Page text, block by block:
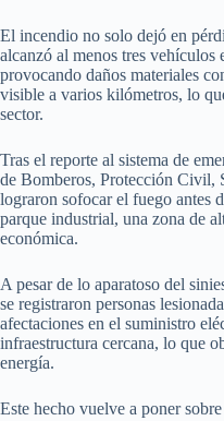
El incendio no solo dejó en
alcanzó al menos tres vehículos
provocando daños materiales
visible a varios kilómetros, lo
sector.
Tras el reporte al sistema de
de Bomberos, Protección Civil,
lograron sofocar el fuego antes
parque industrial, una zona de
económica.
A pesar de lo aparatoso del
se registraron personas
afectaciones en el suministro
infraestructura cercana, lo que
energía.
Este hecho vuelve a poner